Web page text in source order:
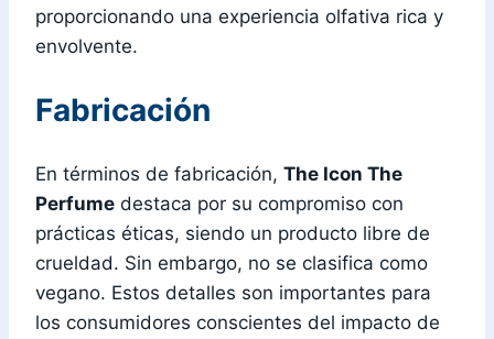
proporcionando una experiencia olfativa rica y
envolvente.
Fabricación
En términos de fabricación, The Icon The
Perfume destaca por su compromiso con
prácticas éticas, siendo un producto libre de
crueldad. Sin embargo, no se clasifica como
vegano. Estos detalles son importantes para
los consumidores conscientes del impacto de